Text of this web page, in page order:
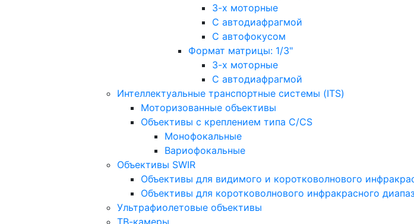
3-х моторные
С автодиафрагмой
С автофокусом
Формат матрицы: 1/3"
3-х моторные
С автодиафрагмой
Интеллектуальные транспортные системы (ITS)
Моторизованные объективы
Объективы с креплением типа C/CS
Монофокальные
Вариофокальные
Объективы SWIR
Объективы для видимого и коротковолнового
Объективы для коротковолнового инфракрасного
Ультрафиолетовые объективы
ТВ-камеры